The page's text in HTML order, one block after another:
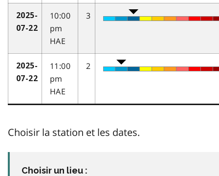
2025-
07-22
10:00
pm
HAE
3
2025-
07-22
11:00
pm
HAE
2
Choisir la station et les dates.
Choisir un lieu :